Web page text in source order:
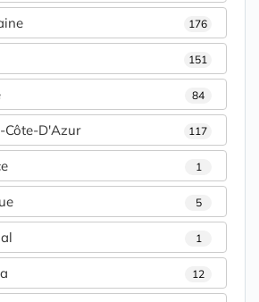
176
151
84
Côte-D'Azur 117
1
5
1
12